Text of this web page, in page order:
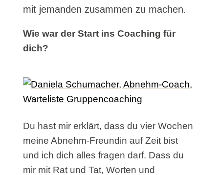
mit jemanden zusammen zu machen.
Wie war der Start ins Coaching für
dich?
Du hast mir erklärt, dass du vier Wochen
meine Abnehm-Freundin auf Zeit bist
und ich dich alles fragen darf. Dass du
mir mit Rat und Tat, Worten und